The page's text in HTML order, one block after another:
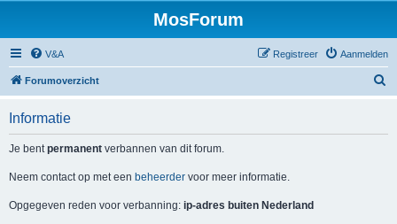
MosForum
V&A Aanmelden
Registreer
Forumoverzicht
Informatie
Je bentpermanent verbannen van dit forum.
Neem contact op met een beheerder voor meer informatie.
Opgegeven reden voor verbanning: ip-adres buiten Nederland